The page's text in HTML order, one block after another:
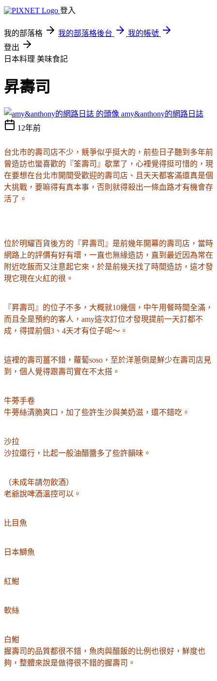
登入
我的部落格 我的部落格後台
我的帳號
登出
日本料理 美味食記
昇壽司
amy&anthony的網路日誌
12年前
台北市的壽司店不少，競爭似乎挺大的，前些日子聽到多年前
曾造訪也蠻喜歡的『筌壽司』歇業了，心裡覺得挺可惜的，現
在要想在台北市開間受歡迎的壽司店、且天天都客滿還真是個
大挑戰，要嘛得有真本事，否則就得殺出一條血路才有機會存
活了 。
位於明耀百貨後方的 『昇壽司』是前幾年開幕的壽司店，當時
網路上的評價有好有壞，一直也無緣造訪，直到最近因為常在
附近吃飯而又注意起它來，於是前幾天找了時間造訪，這才發
現它現在火紅的很。
『昇壽司』的位子不多，大概就10幾個， 中午用餐時間全滿，
而且全是預約的客人，amy這次訂位才發現提前一天訂都不
成，得提前個3、4天才有位子呢～。
這裡的壽司薑不錯，蘿蔔soso，至於洋蔥倒是鮮少在壽司店見
到，個人覺得跟壽司實在不太搭。
牛蒡手卷
牛蒡絲清脆爽口，加了些許生沙與美奶滋，還不錯吃。
沙拉
沙拉還行，比起一般油醋醬多了些許韻味。
（未成年請勿飲酒）
老爺說啤酒溫控可以。
比目魚
日本鰤魚
紅魽
軟絲
白魽
握壽司的品質都很不錯，魚肉與醋飯的比例也很好，鮮度也
夠，整體來說是做得很不錯的握壽司。